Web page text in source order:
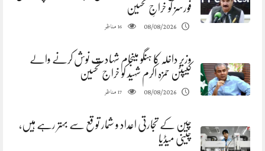
فورسز کو خراجِ تحسین
08/08/2026
16مناظر
وزیر داخلہ کا ہنگو میںجام شہادت نوش کرنے والے
کیپٹن حمزہ اکرم شہید کو خراج تحسین
08/08/2026
17مناظر
چین کے تجارتی اعداد و شمار توقع سے بہتر رہے ہیں،
چینی میڈیا